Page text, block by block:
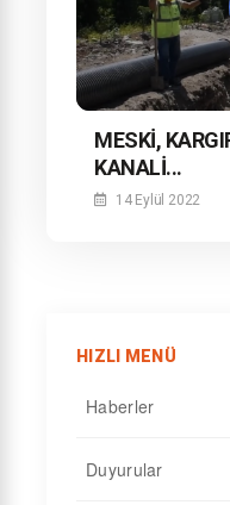
MESKİ,
KANALİ...
14 Eylül 2022
HIZLI MENÜ
Haberler
Duyurular